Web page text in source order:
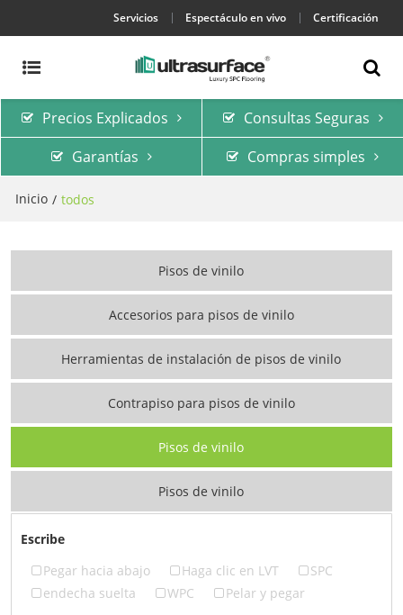
Servicios Espectáculo en vivo Certificación
Precios Explicados
Consultas Seguras
Garantías
Compras simples
Inicio / todos
Pisos de vinilo
Accesorios para pisos de vinilo
Herramientas de instalación de pisos de vinilo
Contrapiso para pisos de vinilo
Pisos de vinilo
Pisos de vinilo
Escribe
Pegar hacia abajo
Haga clic en LVT
SPC
endecha suelta
WPC
Pelar y pegar